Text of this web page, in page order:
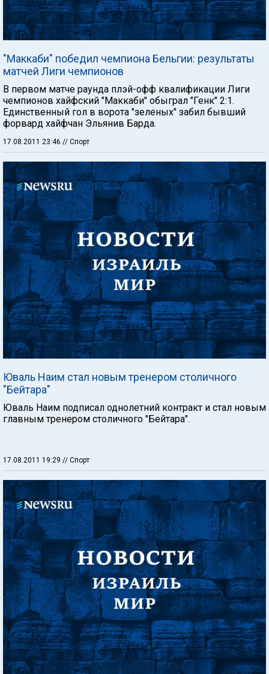
"Маккаби" победил чемпиона Бельгии: результаты
матчей Лиги чемпионов
В первом матче раунда плэй-офф квалификации Лиги
чемпионов хайфский "Маккаби" обыграл "Генк" 2:1.
Единственный гол в ворота "зеленых" забил бывший
форвард хайфчан Эльянив Барда.
17.08.2011 23:46 // Спорт
Юваль Наим стал новым тренером столичного
"Бейтара"
Юваль Наим подписал однолетний контракт и стал новым
главным тренером столичного "Бейтара".
17.08.2011 19:29 // Спорт